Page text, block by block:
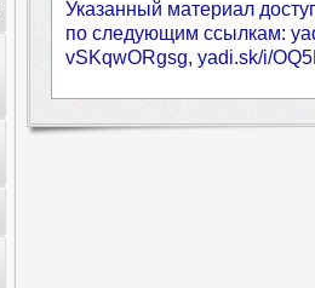
Указанный материал
по следующим ссылкам:
vSKqwORgsg, yadi.sk/i/